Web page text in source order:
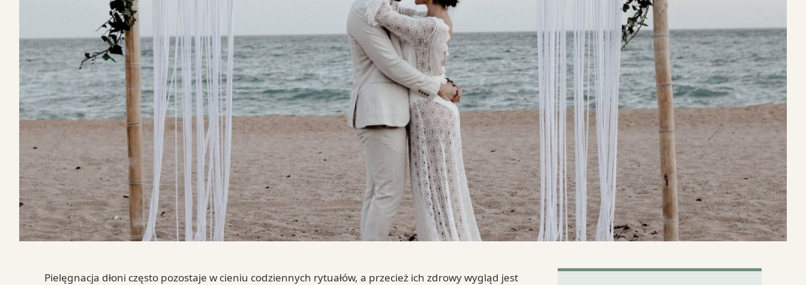
Pielęgnacja dłoni często pozostaje w cieniu codziennych rytuałów, a przecież ich zdrowy wygląd jest